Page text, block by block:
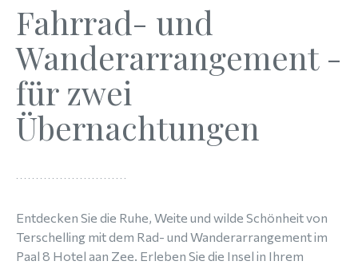
Fahrrad- und
Wanderarrangement -
für zwei
Übernachtungen
Entdecken Sie die Ruhe, Weite und wilde Schönheit von
Terschelling mit dem Rad- und Wanderarrangement im
Paal 8 Hotel aan Zee. Erleben Sie die Insel in Ihrem